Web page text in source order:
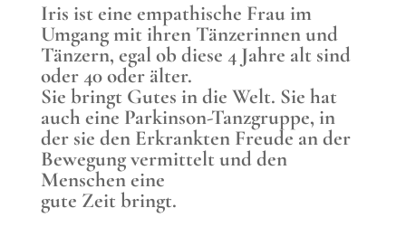
Iris ist eine empathische Frau im
Umgang mit ihren Tänzerinnen und
Tänzern, egal ob diese 4 Jahre alt sind
oder 40 oder älter.
Sie bringt Gutes in die Welt. Sie hat
auch eine Parkinson-Tanzgruppe, in
der sie den Erkrankten Freude an der
Bewegung vermittelt und den
Menschen eine
gute Zeit bringt.